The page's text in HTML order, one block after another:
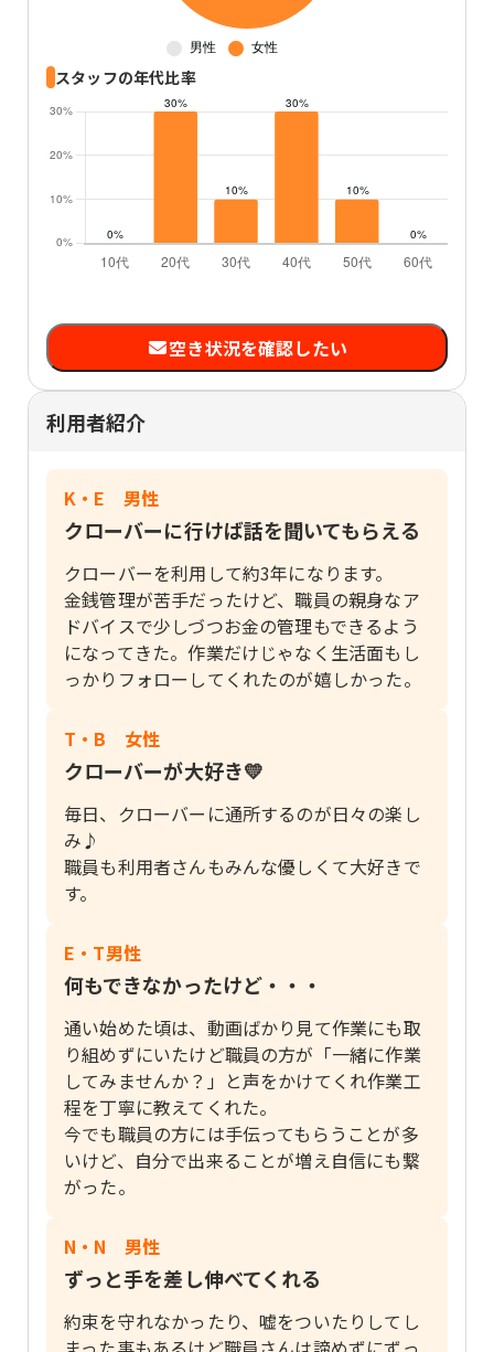
スタッフの年代比率
空き状況を確認したい
利用者紹介
K・E 男性
クローバーに行けば話を聞いてもらえる
クローバーを利用して約3年になります。
金銭管理が苦手だったけど、職員の親身なア
ドバイスで少しづつお金の管理もできるよう
になってきた。作業だけじゃなく生活面もし
っかりフォローしてくれたのが嬉しかった。
T・B 女性
クローバーが大好き💛
毎日、クローバーに通所するのが日々の楽し
み♪
職員も利用者さんもみんな優しくて大好きで
す。
E・T男性
何もできなかったけど・・・
通い始めた頃は、動画ばかり見て作業にも取
り組めずにいたけど職員の方が「一緒に作業
してみませんか？」と声をかけてくれ作業工
程を丁寧に教えてくれた。
今でも職員の方には手伝ってもらうことが多
いけど、自分で出来ることが増え自信にも繋
がった。
N・N 男性
ずっと手を差し伸べてくれる
約束を守れなかったり、嘘をついたりしてし